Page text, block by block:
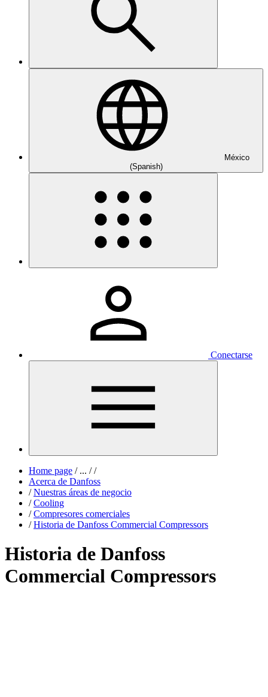
México
(Spanish)
Conectarse
Home page /... / /
Acerca de Danfoss
/ Nuestras áreas de negocio
/ Cooling
/ Compresores comerciales
/ Historia de Danfoss Commercial Compressors
Historia de Danfoss
Commercial Compressors